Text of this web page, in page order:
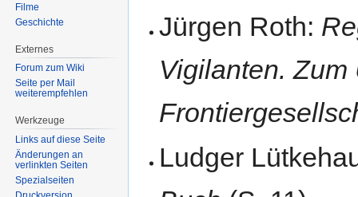
Jürgen Roth:
Vigilanten.
Ludger
Filme
Geschichte
Externes
Forum zum Wiki
Seite per Mail
weiterempfehlen
Werkzeuge
Links auf diese Seite
Änderungen an
verlinkten Seiten
Spezialseiten